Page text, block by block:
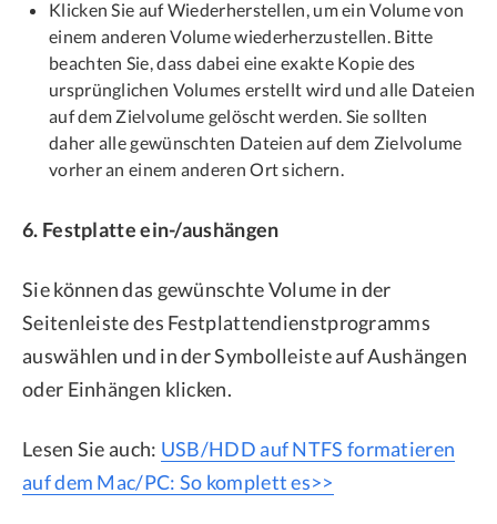
Klicken Sie auf Wiederherstellen, um ein Volume von
einem anderen Volume wiederherzustellen. Bitte
beachten Sie, dass dabei eine exakte Kopie des
ursprünglichen Volumes erstellt wird und alle Dateien
auf dem Zielvolume gelöscht werden. Sie sollten
daher alle gewünschten Dateien auf dem Zielvolume
vorher an einem anderen Ort sichern.
6. Festplatte ein-/aushängen
Sie können das gewünschte Volume in der
Seitenleiste des Festplattendienstprogramms
auswählen und in der Symbolleiste auf Aushängen
oder Einhängen klicken.
Lesen Sie auch: USB/HDD auf NTFS formatieren
auf dem Mac/PC: So komplett es>>